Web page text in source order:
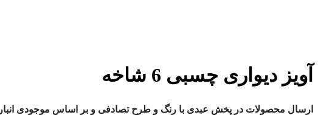
آویز دیواری چسبی 6 شاخه
ارسال محصولات در پخش عبدی با رنگ و طرح تصادفی و بر اساس موجودی